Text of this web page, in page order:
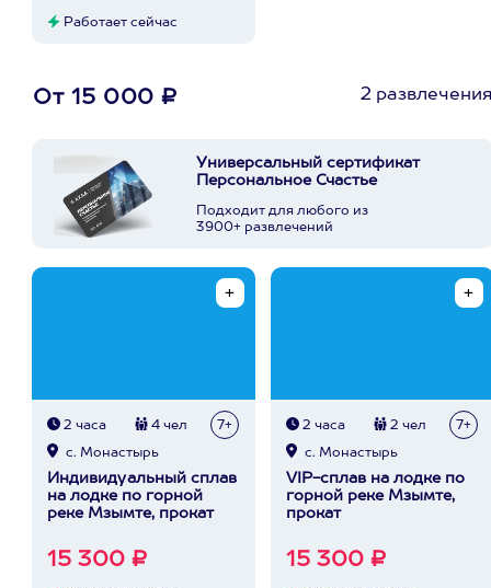
Работает сейчас
От 15 000 ₽ 2
Универсальный сертификат
Персональное Счастье
Подходит для любого из
3900+ развлечений
2 часа 4 чел 7+
с. Монастырь
Индивидуальный сплав
на лодке по горной
реке Мзымте, прокат
15 300 ₽
2 часа 2 чел 7+
с. Монастырь
VIP-сплав на лодке по
горной реке Мзымте,
прокат
15 300 ₽